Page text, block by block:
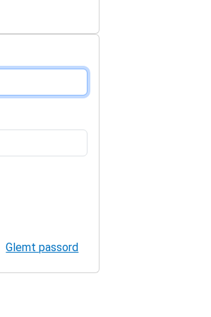
Glemt passord